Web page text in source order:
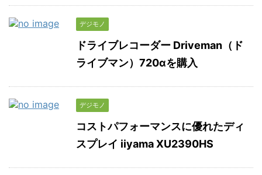
デジモノ
ドライブレコーダー Driveman（ド
ライブマン）720αを購入
デジモノ
コストパフォーマンスに優れたディ
スプレイ iiyama XU2390HS